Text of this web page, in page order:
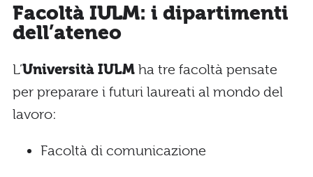
Facoltà IULM: i dipartimenti
dell’ateneo
L’Università IULM ha tre facoltà pensate
per preparare i futuri laureati al mondo del
lavoro:
Facoltà di comunicazione